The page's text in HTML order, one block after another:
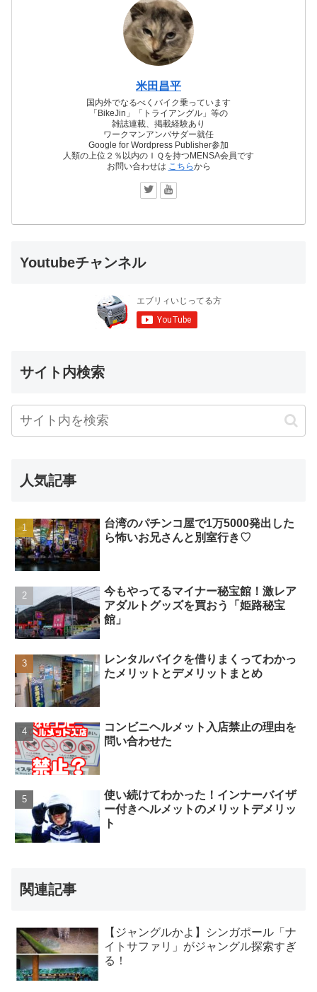
米田昌平
国内外でなるべくバイク乗っています
「BikeJin」「トライアングル」等の
雑誌連載、掲載経験あり
ワークマンアンバサダー就任
Google for Wordpress Publisher参加
人類の上位２％以内のＩＱを持つMENSA会員です
お問い合わせは こちらから
Youtubeチャンネル
サイト内検索
人気記事
台湾のパチンコ屋で1万5000発出した
ら怖いお兄さんと別室行き♡
今もやってるマイナー秘宝館！激レア
アダルトグッズを買おう「姫路秘宝
館」
レンタルバイクを借りまくってわかっ
たメリットとデメリットまとめ
コンビニヘルメット入店禁止の理由を
問い合わせた
使い続けてわかった！インナーバイザ
ー付きヘルメットのメリットデメリッ
ト
関連記事
【ジャングルかよ】シンガポール「ナ
イトサファリ」がジャングル探索すぎ
る！